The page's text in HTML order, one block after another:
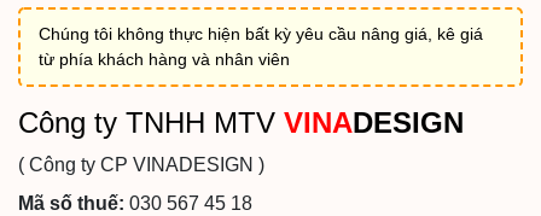
Chúng tôi không thực hiện bất kỳ yêu cầu nâng giá, kê giá
từ phía khách hàng và nhân viên
Công ty TNHH MTV VINADESIGN
( Công ty CP VINADESIGN )
Mã số thuế: 030 567 45 18